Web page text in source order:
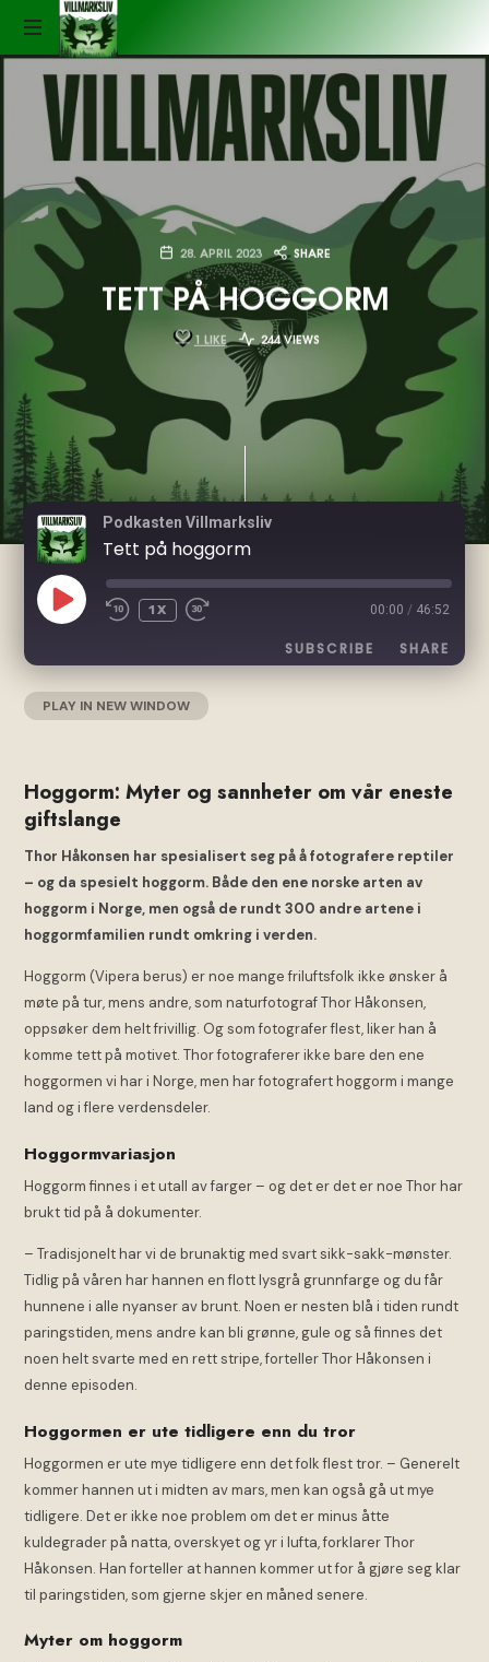
Podkasten
Villmarksliv
LYDEN
AV
VILLMARKSLIV
28. APRIL 2023 SHARE
TETT PÅ HOGGORM
1 LIKE 244 VIEWS
Podkasten Villmarksliv
Tett på hoggorm
PLAY
EPISODE
1X 00:00 / 46:52
SUBSCRIBE SHARE
Acast
RSS FEED
SHARE
EMBED
PLAY IN NEW WINDOW
Hoggorm: Myter og sannheter om vår eneste
giftslange
Thor Håkonsen har spesialisert seg på å fotografere reptiler
– og da spesielt hoggorm. Både den ene norske arten av
hoggorm i Norge, men også de rundt 300 andre artene i
hoggormfamilien rundt omkring i verden.
Hoggorm (Vipera berus) er noe mange friluftsfolk ikke ønsker å
møte på tur, mens andre, som naturfotograf Thor Håkonsen,
oppsøker dem helt frivillig. Og som fotografer flest, liker han å
komme tett på motivet. Thor fotograferer ikke bare den ene
hoggormen vi har i Norge, men har fotografert hoggorm i mange
land og i flere verdensdeler.
Hoggormvariasjon
Hoggorm finnes i et utall av farger – og det er det er noe Thor har
brukt tid på å dokumenter.
– Tradisjonelt har vi de brunaktig med svart sikk-sakk-mønster.
Tidlig på våren har hannen en flott lysgrå grunnfarge og du får
hunnene i alle nyanser av brunt. Noen er nesten blå i tiden rundt
paringstiden, mens andre kan bli grønne, gule og så finnes det
noen helt svarte med en rett stripe, forteller Thor Håkonsen i
denne episoden.
Hoggormen er ute tidligere enn du tror
Hoggormen er ute mye tidligere enn det folk flest tror. – Generelt
kommer hannen ut i midten av mars, men kan også gå ut mye
tidligere. Det er ikke noe problem om det er minus åtte
kuldegrader på natta, overskyet og yr i lufta, forklarer Thor
Håkonsen. Han forteller at hannen kommer ut for å gjøre seg klar
til paringstiden, som gjerne skjer en måned senere.
Myter om hoggorm